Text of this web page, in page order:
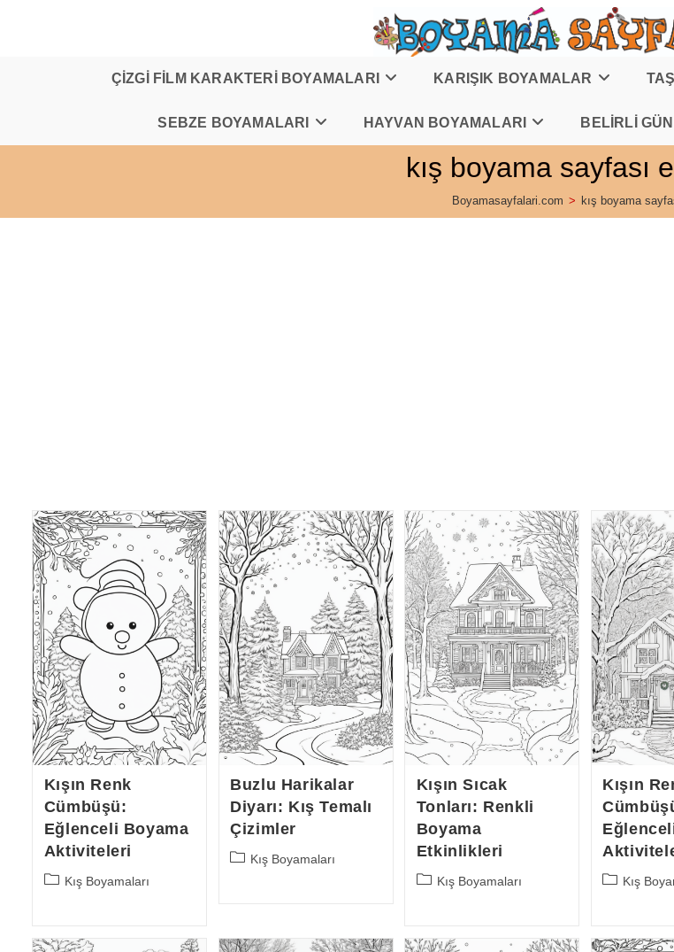
ÇİZGİ FİLM KARAKTERİ BOYAMALARI KARIŞIK BOYAMALAR
SEBZE BOYAMALARI HAYVAN BOYAMALARI BELİRLİ
kış boyama sayfası
Boyamasayfalari.com > kış boyama
Kışın Renk
Cümbüşü:
Eğlenceli Boyama
Aktiviteleri
PostKış Boyamaları
Buzlu Harikalar
Diyarı: Kış Temalı
Çizimler
PostKış Boyamaları
Kışın Sıcak
Tonları: Renkli
Boyama
Etkinlikleri
PostKış Boyamaları
Kışın
PostKış